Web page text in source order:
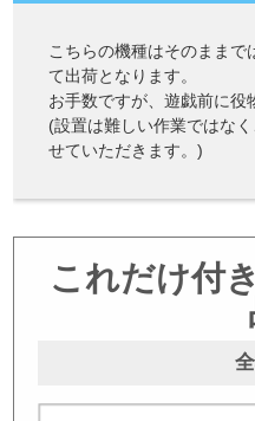
こちらの機種はそのままで
て出荷となります。
お手数ですが、遊戯前に役
(設置は難しい作業ではな
せていただきます。)
これだけ付